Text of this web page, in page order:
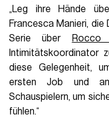
„Leg ihre Hände
Francesca Manieri, die
Serie über
Rocco
Intimitätskoordinator
diese Gelegenheit,
ersten Job und
Schauspielern, um
fühlen.“